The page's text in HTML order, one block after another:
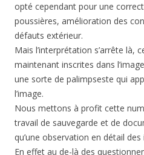
opté cependant pour une
poussières, amélioration des
défauts extérieur.
Mais l’interprétation s’arrête là,
maintenant inscrites dans
une sorte de palimpseste qui
l’image.
Nous mettons à profit cette
travail de sauvegarde et de
qu’une observation en détail des
En effet au de-là des